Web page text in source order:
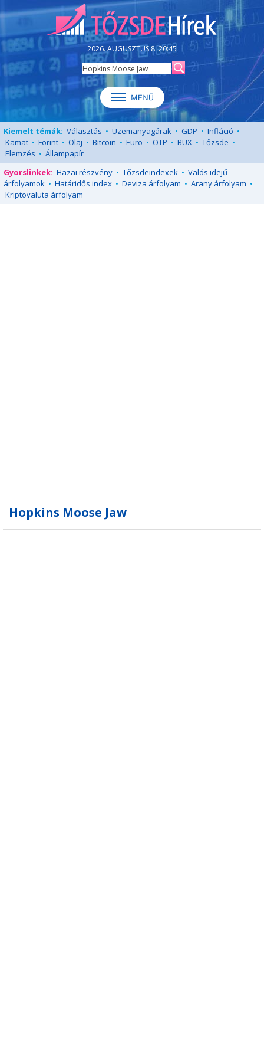
2026. AUGUSZTUS 8. 20:45
Kiemelt témák: Választás • Üzemanyagárak • GDP • Infláció •
Kamat • Forint • Olaj • Bitcoin • Euro • OTP • BUX • Tőzsde •
Elemzés • Állampapír
Gyorslinkek: Hazai részvény • Tőzsdeindexek • Valós idejű
árfolyamok • Határidős index • Deviza árfolyam • Arany árfolyam •
Kriptovaluta árfolyam
Hopkins Moose Jaw